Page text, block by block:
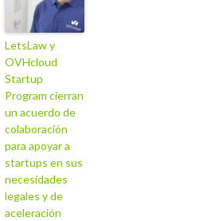
LetsLaw y
OVHcloud
Startup
Program cierran
un acuerdo de
colaboración
para apoyar a
startups en sus
necesidades
legales y de
aceleración